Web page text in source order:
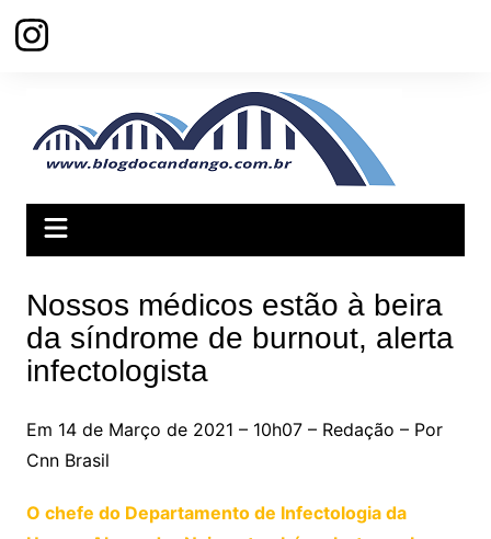
para
Nossos médicos estão à beira
da síndrome de burnout, alerta
infectologista
Em 14 de Março de 2021 – 10h07 – Redação – Por
Cnn Brasil
O chefe do Departamento de Infectologia da